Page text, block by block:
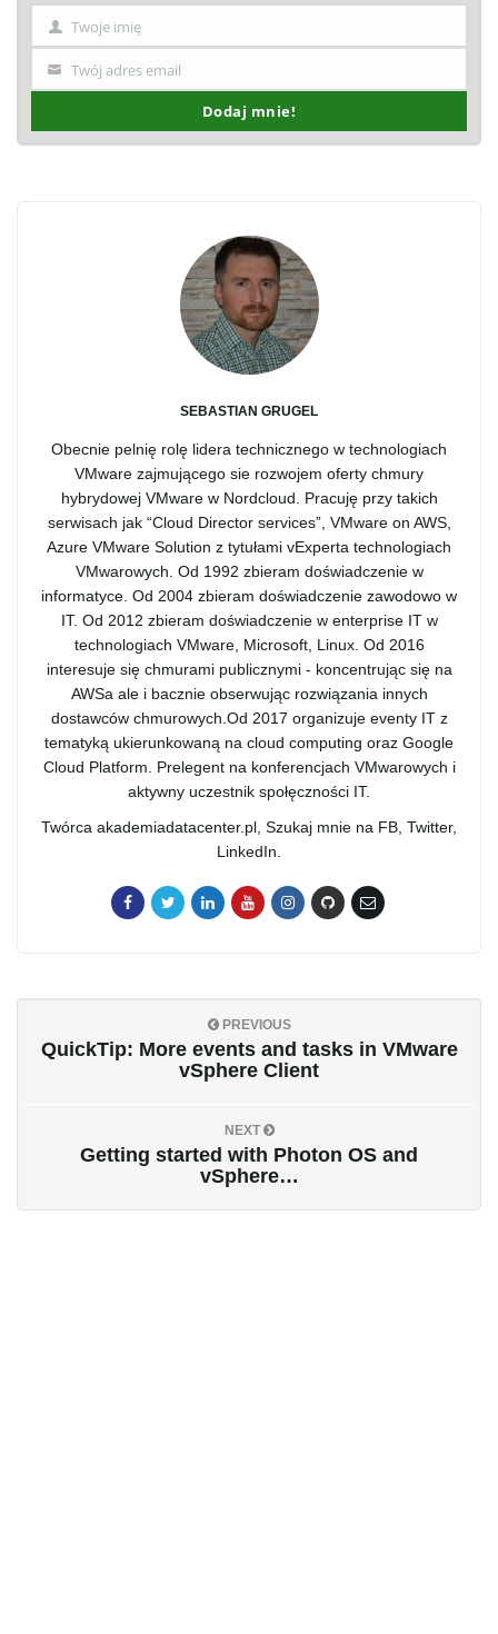
Imię Twoje imię
Twój Twój adres email
Dodaj mnie!
SEBASTIAN GRUGEL
Obecnie pelnię rolę lidera technicznego w technologiach
VMware zajmującego sie rozwojem oferty chmury
hybrydowej VMware w Nordcloud. Pracuję przy takich
serwisach jak “Cloud Director services”, VMware on AWS,
Azure VMware Solution z tytułami vExperta technologiach
VMwarowych. Od 1992 zbieram doświadczenie w
informatyce. Od 2004 zbieram doświadczenie zawodowo w
IT. Od 2012 zbieram doświadczenie w enterprise IT w
technologiach VMware, Microsoft, Linux. Od 2016
interesuje się chmurami publicznymi - koncentrując się na
AWSa ale i bacznie obserwując rozwiązania innych
dostawców chmurowych.Od 2017 organizuje eventy IT z
tematyką ukierunkowaną na cloud computing oraz Google
Cloud Platform. Prelegent na konferencjach VMwarowych i
aktywny uczestnik społęczności IT.
Twórca akademiadatacenter.pl, Szukaj mnie na FB, Twitter,
LinkedIn.
PREVIOUS
QuickTip: More events and tasks in VMware
vSphere Client
NEXT
Getting started with Photon OS and
vSphere…